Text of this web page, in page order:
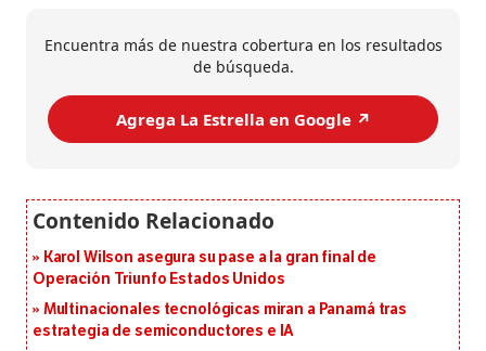
Encuentra más de nuestra cobertura en los resultados
de búsqueda.
Agrega La Estrella en Google ↗️
Karol Wilson asegura su pase a la gran final de
Operación Triunfo Estados Unidos
Multinacionales tecnológicas miran a Panamá tras
estrategia de semiconductores e IA